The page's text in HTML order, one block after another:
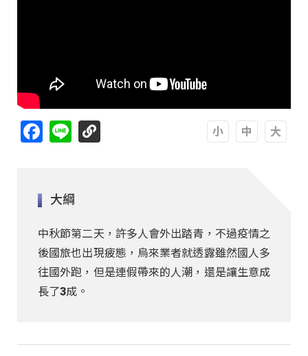
Facebook
Line
大綱
中秋節第二天，許多人會外出踏青，不過疫情之
後國旅也出現疲態，烏來業者就透露雖然國人多
往國外跑，但是連假帶來的人潮，還是讓生意成
長了3成。